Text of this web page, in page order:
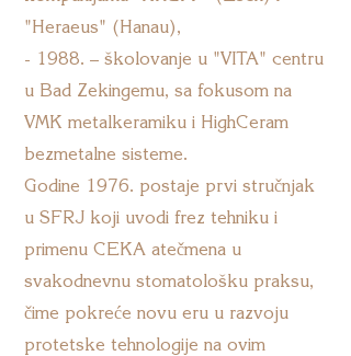
"Heraeus" (Hanau),
- 1988. – školovanje u "VITA" centru
u Bad Zekingemu, sa fokusom na
VMK metalkeramiku i HighCeram
bezmetalne sisteme.
Godine 1976. postaje prvi stručnjak
u SFRJ koji uvodi frez tehniku i
primenu CEKA atečmena u
svakodnevnu stomatološku praksu,
čime pokreće novu eru u razvoju
protetske tehnologije na ovim